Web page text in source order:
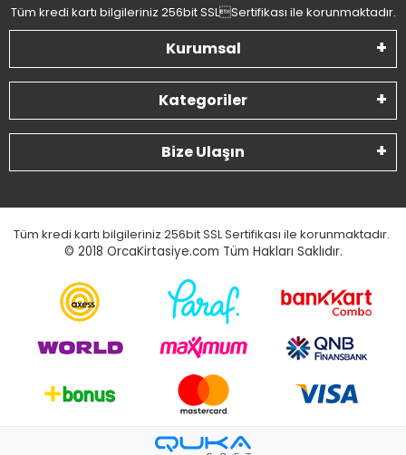
Tüm kredi kartı bilgileriniz 256bit SSLSertifikası ile korunmaktadır.
Kurumsal
Kategoriler
Bize Ulaşın
Tüm kredi kartı bilgileriniz 256bit SSL Sertifikası ile korunmaktadır.
© 2018 OrcaKirtasiye.com Tüm Hakları Saklıdır.